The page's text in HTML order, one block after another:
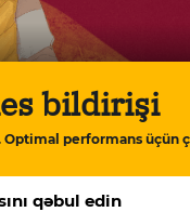
bildirişi
Optimal performans üçün
qəbul edin